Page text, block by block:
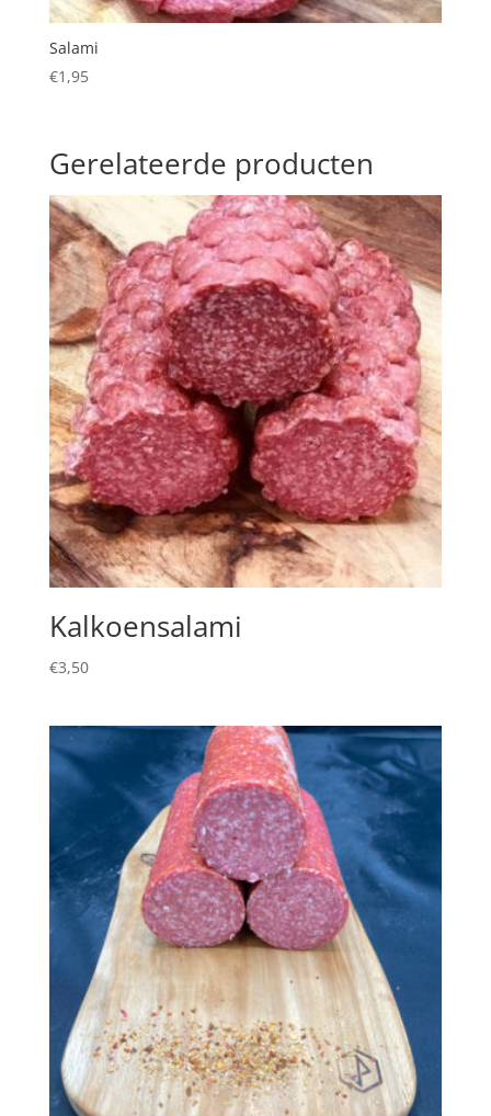
Salami
€1,95
Gerelateerde producten
Kalkoensalami
€3,50